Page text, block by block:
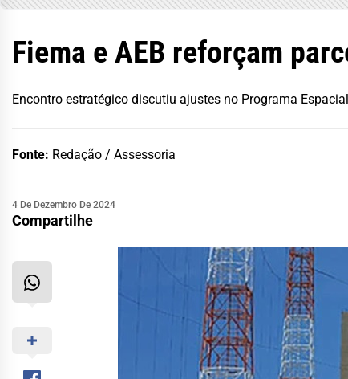
Fiema e AEB reforçam
Encontro estratégico discutiu ajustes no Programa
Fonte: Redação / Assessoria
4 De Dezembro De 2024
Compartilhe